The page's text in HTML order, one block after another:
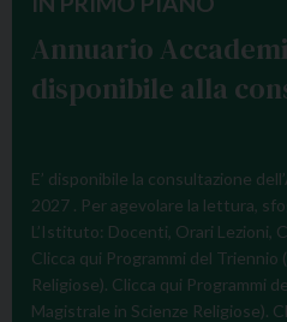
Annuario
disponibile alla
E’ disponibile la consultazione
2027 . Per agevolare la lettura,
L’Istituto: Docenti, Orari Lezioni,
Clicca qui Programmi del Triennio
Religiose). Clicca qui Programmi
Magistrale in Scienze Religiose).